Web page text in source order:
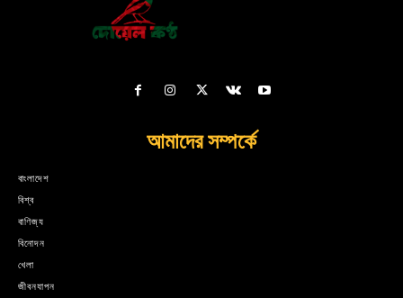
আমাদের সম্পর্কে
বাংলাদেশ
বিশ্ব
বাণিজ্য
বিনোদন
খেলা
জীবনযাপন